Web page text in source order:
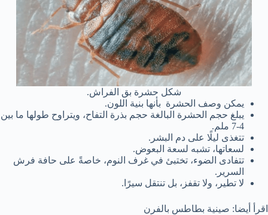
شكل حشرة بق الفراش.
يمكن وصف الحشرة بأنها بنية اللون.
يبلغ حجم الحشرة البالغة حجم بذرة التفاح، ويتراوح طولها ما بين
4-7 ملم.
تتغذى ليلًا على دم البشر.
لسعاتها، تشبه لسعة البعوض.
تتفادى الضوء، تختبئ في غرف النوم، خاصةً على حافة فرش
السرير.
لا تطير، ولا تقفز، بل تنتقل سيرًا.
اقرأ أيضا: صينية بطاطس بالفرن